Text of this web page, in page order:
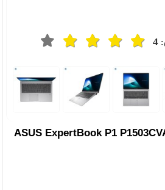
4
ASUS ExpertBook P1